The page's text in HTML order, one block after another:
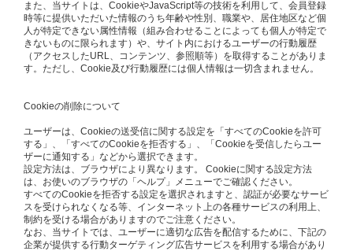
また、当サイトは、CookieやJavaScript等の技術を利用して、会員登録
時等に提供いただいた情報のうち年齢や性別、職業や、居住地区など個
人が特定できない属性情報（組み合わせることによっても個人が特定で
きないものに限られます）や、サイト内におけるユーザーの行動履歴
（アクセスしたURL、コンテンツ、参照順等）を取得することがありま
す。ただし、Cookie及び行動履歴には個人情報は一切含まれません。
Cookieの削除について
ユーザーは、Cookieの送受信に関する設定を「すべてのCookieを許可
する」、「すべてのCookieを拒否する」、「Cookieを受信したらユー
ザーに通知する」などから選択できます。
設定方法は、ブラウザにより異なります。 Cookieに関する設定方法
は、お使いのブラウザの「ヘルプ」メニューでご確認ください。
すべてのCookieを拒否する設定を選択されますと、認証が必要なサービ
スを受けられなくなる等、インターネット上の各種サービスの利用上、
制約を受ける場合がありますのでご注意ください。
なお、当サイトでは、ユーザーに適切な広告を配信するために、下記の
企業が提供する行動ターゲティング広告サービスを利用する場合があり